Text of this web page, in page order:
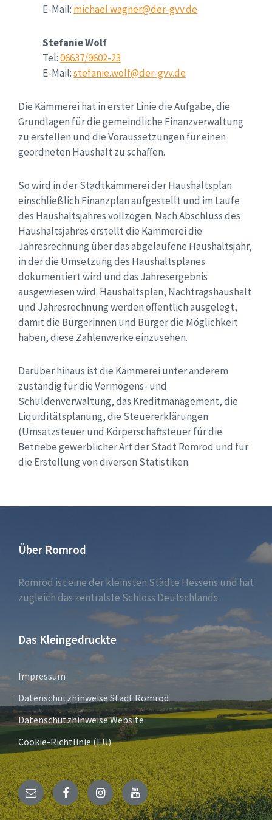
E-Mail: michael.wagner@der-gvv.de
Stefanie Wolf
Tel:06637/9602-23
E-Mail:stefanie.wolf@der-gvv.de
Die Kämmerei hat in erster Linie die Aufgabe, die
Grundlagen für die gemeindliche Finanzverwaltung
zu erstellen und die Voraussetzungen für einen
geordneten Haushalt zu schaffen.
So wird in der Stadtkämmerei der Haushaltsplan
einschließlich Finanzplan aufgestellt und im Laufe
des Haushaltsjahres vollzogen. Nach Abschluss des
Haushaltsjahres erstellt die Kämmerei die
Jahresrechnung über das abgelaufene Haushaltsjahr,
in der die Umsetzung des Haushaltsplanes
dokumentiert wird und das Jahresergebnis
ausgewiesen wird. Haushaltsplan, Nachtragshaushalt
und Jahresrechnung werden öffentlich ausgelegt,
damit die Bürgerinnen und Bürger die Möglichkeit
haben, diese Zahlenwerke einzusehen.
Darüber hinaus ist die Kämmerei unter anderem
zuständig für die Vermögens- und
Schuldenverwaltung, das Kreditmanagement, die
Liquiditätsplanung, die Steuererklärungen
(Umsatzsteuer und Körperschaftsteuer für die
Betriebe gewerblicher Art der Stadt Romrod und für
die Erstellung von diversen Statistiken.
Über Romrod
Romrod ist eine der kleinsten Städte Hessens und hat
zugleich das zentralste Schloss Deutschlands.
Das Kleingedruckte
Impressum
Datenschutzhinweise Stadt Romrod
Datenschutzhinweise Website
Cookie-Richtlinie (EU)
E-
Mail
FacebookInstagramYouTube